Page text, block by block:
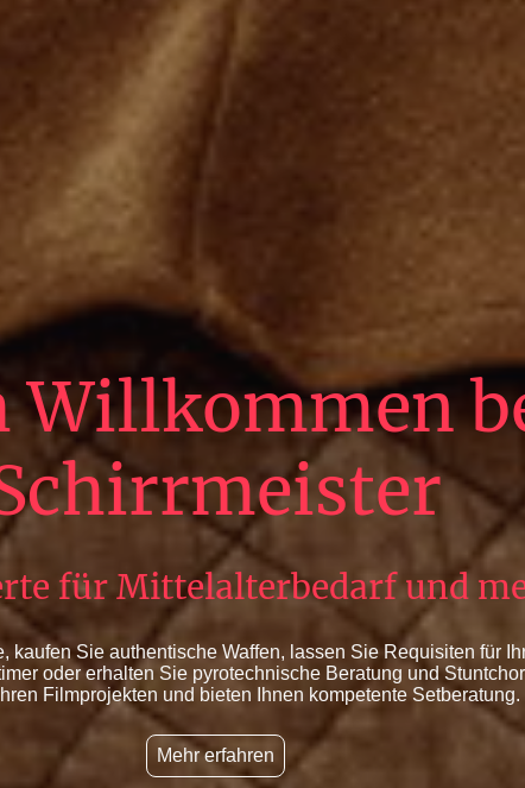
Willkommen
für Mittelalterbedarf und
kaufen Sie authentische Waffen, lassen Sie Requisiten für
oder erhalten Sie pyrotechnische Beratung und
Filmprojekten und bieten Ihnen kompetente Setberatung.
Mehr erfahren